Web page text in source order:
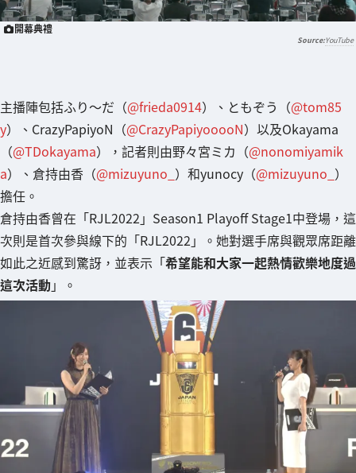
開幕典禮
YouTube
主播陣包括ふり～だ（@frieda0914）、ともぞう（@tom85
y）、CrazyPapiyoN（@CrazyPapiyooooN）以及Okayama
（@TDokayama），記者則由野々宮ミカ（@nonomiyamik
a）、倉持由香（@mizuyuno_ ）和yunocy（@mizuyuno_ ）
擔任。
倉持由香曾在「RJL2022」Season1 Playoff Stage1中登場，這
次則是首次參與線下的「RJL2022」。她對選手席與觀眾席距離
如此之近感到驚訝，並表示「希望能和大家一起熱情歡樂地度過
這次活動」。